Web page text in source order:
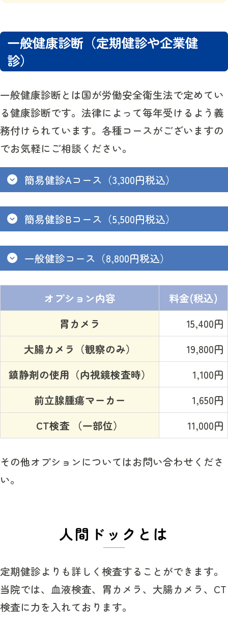
一般健康診断（定期健診や企業健
診）
一般健康診断とは国が労働安全衛生法で定めてい
る健康診断です。法律によって毎年受けるよう義
務付けられています。各種コースがございますの
でお気軽にご相談ください。
簡易健診Aコース（3,300円税込）
簡易健診Bコース（5,500円税込）
一般健診コース（8,800円税込）
オプション内容
料金(税込)
胃カメラ
15,400円
大腸カメラ（観察のみ）
19,800円
鎮静剤の使用（内視鏡検査時）
1,100円
前立腺腫瘍マーカー
1,650円
CT検査 （一部位）
11,000円
その他オプションについてはお問い合わせくださ
い。
人間ドックとは
定期健診よりも詳しく検査することができます。
当院では、血液検査、胃カメラ、大腸カメラ、CT
検査に力を入れております。